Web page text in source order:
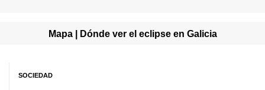
Mapa | Dónde ver el eclipse en Galicia
SOCIEDAD